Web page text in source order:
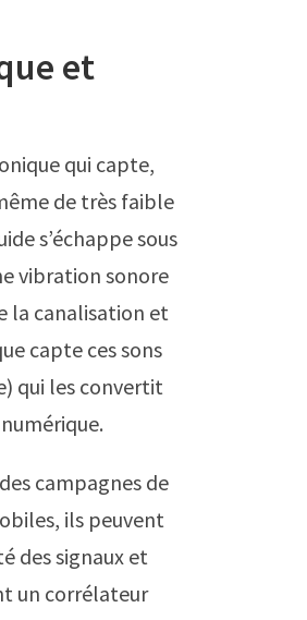
et
qui capte,
de très faible
s’échappe sous
vibration sonore
la canalisation et
capte ces sons
qui les convertit
campagnes de
ils peuvent
des signaux et
un corrélateur